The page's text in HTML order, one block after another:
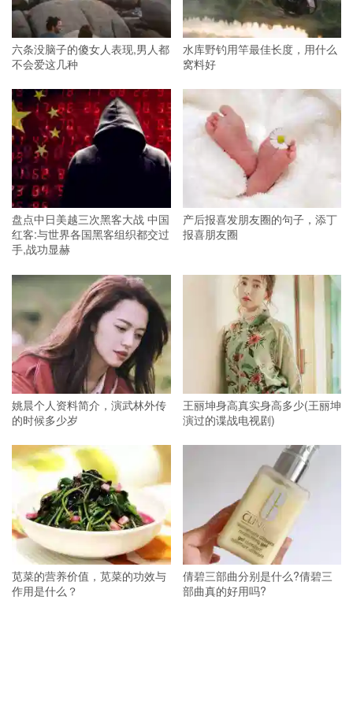
六条没脑子的傻女人表现,男人都
不会爱这几种
水库野钓用竿最佳长度，用什么
窝料好
盘点中日美越三次黑客大战 中国
红客:与世界各国黑客组织都交过
手,战功显赫
产后报喜发朋友圈的句子，添丁
报喜朋友圈
姚晨个人资料简介，演武林外传
的时候多少岁
王丽坤身高真实身高多少(王丽坤
演过的谍战电视剧)
苋菜的营养价值，苋菜的功效与
作用是什么？
倩碧三部曲分别是什么?倩碧三
部曲真的好用吗?